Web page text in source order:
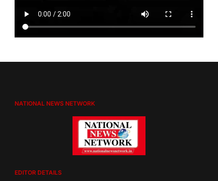
NATIONAL NEWS NETWORK
EDITOR DETAILS